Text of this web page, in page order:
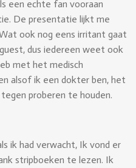
een echte fan vooraan
De presentatie lijkt me
ook nog eens irritant gaat
dus iedereen weet ook
met het medisch
alsof ik een dokter ben, het
proberen te houden.
ik had verwacht, Ik vond er
stripboeken te lezen. Ik